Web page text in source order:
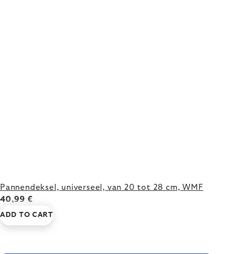
Pannendeksel, universeel, van 20 tot 28 cm, WMF
40,99 €
ADD TO CART